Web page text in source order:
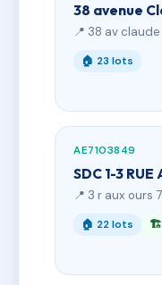
38 avenue
📍 38 av
🏠 23 lots
AE7103849
SDC 1-3 RUE
📍 3 r aux ours
🏠 22 lots 🏗